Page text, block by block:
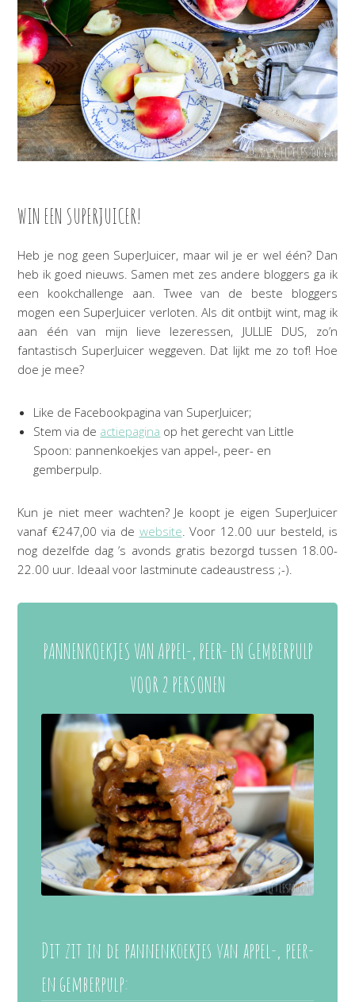
WIN EEN SUPERJUICER!
Heb je nog geen SuperJuicer, maar wil je er wel één? Dan
heb ik goed nieuws. Samen met zes andere bloggers ga ik
een kookchallenge aan. Twee van de beste bloggers
mogen een SuperJuicer verloten. Als dit ontbijt wint, mag ik
aan één van mijn lieve lezeressen, JULLIE DUS, zo’n
fantastisch SuperJuicer weggeven. Dat lijkt me zo tof! Hoe
doe je mee?
Like de Facebookpagina van SuperJuicer;
Stem via de actiepagina op het gerecht van Little
Spoon: pannenkoekjes van appel-, peer- en
gemberpulp.
Kun je niet meer wachten? Je koopt je eigen SuperJuicer
vanaf €247,00 via de website . Voor 12.00 uur besteld, is
nog dezelfde dag ’s avonds gratis bezorgd tussen 18.00-
22.00 uur. Ideaal voor lastminute cadeaustress ;-).
PANNENKOEKJES VAN APPEL-, PEER- EN GEMBERPULP
VOOR 2 PERSONEN
Dit zit in de pannenkoekjes van appel-, peer-
en gemberpulp: